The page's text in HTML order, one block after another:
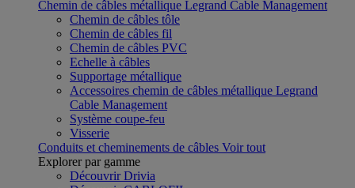
Chemin de câbles métallique Legrand Cable Management
Chemin de câbles tôle
Chemin de câbles fil
Chemin de câbles PVC
Echelle à câbles
Supportage métallique
Accessoires chemin de câbles métallique Legrand
Cable Management
Système coupe-feu
Visserie
Conduits et cheminements de câbles Voir tout
Explorer par gamme
Découvrir Drivia